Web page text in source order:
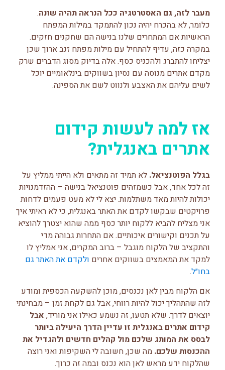
מעבר לזה, גם האסטרטגיה ככל הנראה תהיה שונה.
כלומר, לא בהכרח יהיה נכון להתמקד במילות המפתח
הראשיות אם המתחרים שלנו בנישה הם שחקנים חזקים.
במקרה כזה, עדיף להתחיל עם מילות מפתח זנב ארוך שכן
יצליחו להתברג ולהכניס כסף. אלה בדיוק מסוג הדברים שרק
מקדם אתרים מנוסה עם נסיון בשווקים בינלאומיים יוכל
לשים עליהם את האצבע ולנווט לשם את הספינה.
אז למה לעשות קידום
אתרים באנגלית?
בגלל הפוטנציאל. לא תמיד זה מתאים ולא הייתי ממליץ על
זה לכל אחד, אבל כשמזהים פוטנציאל בנישה – ההזדמנויות
יכולות להיות מאד משתלמות. יצא לי לא מעט פעמים לדחות
פרויקטים שבקשו לקדם את האתר באנגלית, כי לא ראיתי איך
אני מצליח להביא ללקוח יותר כסף ממה שהוא יצטרך להוציא
על תכנים וקישורים איכותיים. אם התחרות גבוהה מדי
והתקציב של הלקוח מוגבל – ברוב המקרים, אני אמליץ לו
למקד את המאמצים בשווקים אחרים ולקדם את האתר גם
בחו״ל.
אם הלקוח מבין לאן נכנסים, מוכן להשקעה הכספית ומודע
לזה שהתהליך יכול להיות רווחי, אבל גם לקחת זמן – מבחינתי
יוצאים לדרך. שלא תטעו, זה נשמע כאילו אני מוריד, אבל
קידום אתרים באנגלית זו עדיין הדרך היעילה ביותר
לבסס את המותג שלכם מול קהלים חדשים ולהגדיל את
ההכנסות שלכם. מה שכן, חשובה לי השקיפות ואני רוצה
שהלקוח ידע מראש לאן הוא נכנס ובמה זה כרוך.